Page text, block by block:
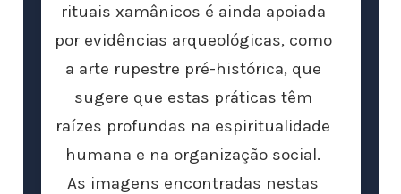
rituais xamânicos é ainda apoiada
por evidências arqueológicas, como
a arte rupestre pré-histórica, que
sugere que estas práticas têm
raízes profundas na espiritualidade
humana e na organização social.
As imagens encontradas nestas